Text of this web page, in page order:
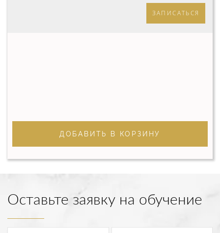
ЗАПИСАТЬСЯ
ДОБАВИТЬ В КОРЗИНУ
Оставьте заявку на обучение